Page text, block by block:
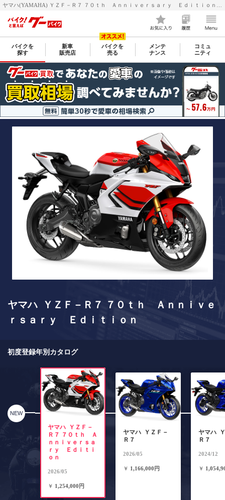
バイクを
探す
新車
販売店
バイクを
売る
メンテ
ナンス
コミュ
ニティ
ヤマハ ＹＺＦ－Ｒ７ ７０ｔｈ Ａｎｎｉｖｅ
ｒｓａｒｙ Ｅｄｉｔｉｏｎ
初度登録年別カタログ
NEW
ヤマハ ＹＺＦ－
Ｒ７ ７０ｔｈ Ａ
ｎｎｉｖｅｒｓａ
ｒｙ Ｅｄｉｔｉ
ｏｎ
2026/05
￥ 1,254,000円
ヤマハ ＹＺＦ－
Ｒ７
2026/05
￥ 1,166,000円
ヤマハ
Ｒ７
2024/12
￥